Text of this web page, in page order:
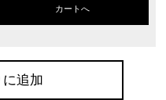
カートへ
追加